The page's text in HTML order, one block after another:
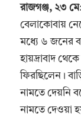
রাজগঞ্জ, ২৩ মে
বেলাকোবায়
মধ্যে ৬ জনের
হায়দ্রাবাদ
ফিরছিলেন।
নামতে দেয়নি
নামতে দেওয়া